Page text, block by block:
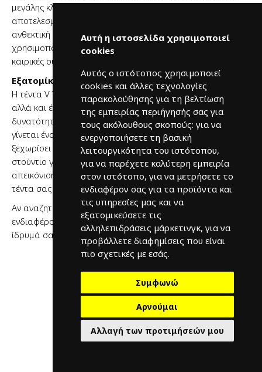
Αυτή η ιστοσελίδα χρησιμοποιεί
cookies
Αυτός ο ιστότοπος χρησιμοποιεί
cookies και άλλες τεχνολογίες
παρακολούθησης για τη βελτίωση
της εμπειρίας περιήγησής σας για
τους ακόλουθους σκοπούς: για να
ενεργοποιήσετε τη βασική
λειτουργικότητα του ιστότοπου,
για να παρέχετε καλύτερη εμπειρία
στον ιστότοπο, για να μετρήσετε το
ενδιαφέρον σας για τα προϊόντα και
τις υπηρεσίες μας και να
εξατομικεύσετε τις
αλληλεπιδράσεις μάρκετινγκ, για να
προβάλλετε διαφημίσεις που είναι
πιο σχετικές με εσάς.
Συμφωνώ
Αρνούμαι
Αλλαγή των προτιμήσεών μου
μεγάλης κλίμακας σας επιτρέπει να προωθήσετε
αποτελεσματικά την αποστολή του οργανισμού σας και η
ανθεκτική κατασκευή της σημαίνει ότι μπορεί να
χρησιμοποιηθεί όλη την ημέρα, ακόμη και σε αντίξοες
καιρικές συνθήκες.
Εξατομίκευση και σχεδιασμός:
Η τέντα V TENT δεν είναι μόνο ένα πρακτικό στέγαστρο
αλλά και ένα εξαιρετικό διαφημιστικό μέσο. Με τη
δυνατότητα πλήρους εξατομίκευσης και εκτύπωσης, η τέντα
γίνεται ένα εντυπωσιακό διαφημιστικό αντικείμενο που θα
ξεχωρίσει το εμπορικό σας σήμα από τα υπόλοιπα. Το
στούντιο γραφικών μας προσφέρει δωρεάν τρισδιάστατη
απεικόνιση του σχεδίου σας, ώστε να μπορείτε να δείτε τη
τέντα σας από όλες τις πλευρές.
Αν αναζητάτε μια καινοτόμο λύση που θα προκαλέσει
ενδιαφέρον και θα προσφέρει εξαιρετική προβολή για το
ίδρυμά σας, επιλέξτε τη τέντα V TENT.
ΔΕΊΤΕ ΤΗΝ V TENT